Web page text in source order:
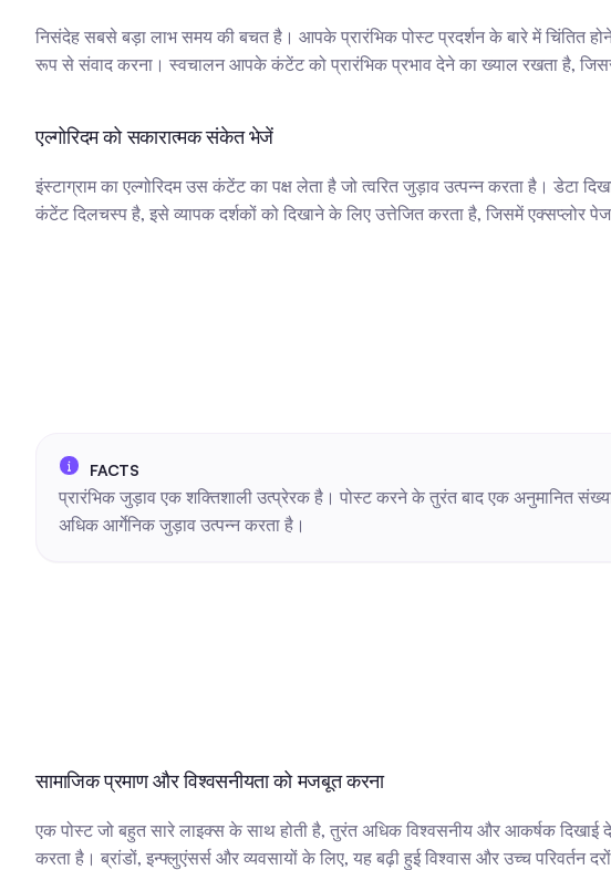
निसंदेह सबसे बड़ा लाभ समय की बचत है। आपके प्रारंभिक पोस्ट प्रदर्शन के बारे में चिंतित
रूप से संवाद करना। स्वचालन आपके कंटेंट को प्रारंभिक प्रभाव देने का ख्याल रखता है,
एल्गोरिदम को सकारात्मक संकेत भेजें
इंस्टाग्राम का एल्गोरिदम उस कंटेंट का पक्ष लेता है जो त्वरित जुड़ाव उत्पन्न करता है।
कंटेंट दिलचस्प है, इसे व्यापक दर्शकों को दिखाने के लिए उत्तेजित करता है, जिसमें एक्सप्लोर पेज
प्रारंभिक जुड़ाव एक शक्तिशाली उत्प्रेरक है। पोस्ट करने के तुरंत बाद एक अनुमानित
अधिक आर्गेनिक जुड़ाव उत्पन्न करता है।
सामाजिक प्रमाण और विश्वसनीयता को मजबूत करना
एक पोस्ट जो बहुत सारे लाइक्स के साथ होती है, तुरंत अधिक विश्वसनीय और आकर्षक
करता है। ब्रांडों, इन्फ्लुएंसर्स और व्यवसायों के लिए, यह बढ़ी हुई विश्वास और उच्च परिवर्तन